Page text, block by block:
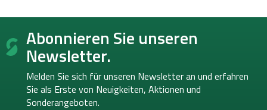
F
ß Abonnieren Sie unseren
Newsletter.
Melden Sie sich für unseren Newsletter an und erfahren
Sie als Erste von Neuigkeiten, Aktionen und
Sonderangeboten.